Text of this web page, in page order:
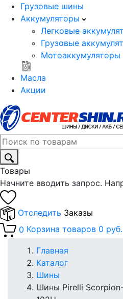
Грузовые шины
Аккумуляторы
Легковые
Грузовые
Мотоаккумуляторы
Масла
Акции
Товары
Начните вводить запрос.
Отследить Заказы
0 Корзина товаров 0 руб.
Главная
Каталог
Шины
Шины Pirelli